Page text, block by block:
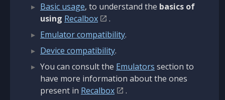
Basic usage, to understand the basics of
using Recalbox
.
Emulator compatibility.
Device compatibility.
You can consult the Emulators section to
have more information about the ones
present in Recalbox
.